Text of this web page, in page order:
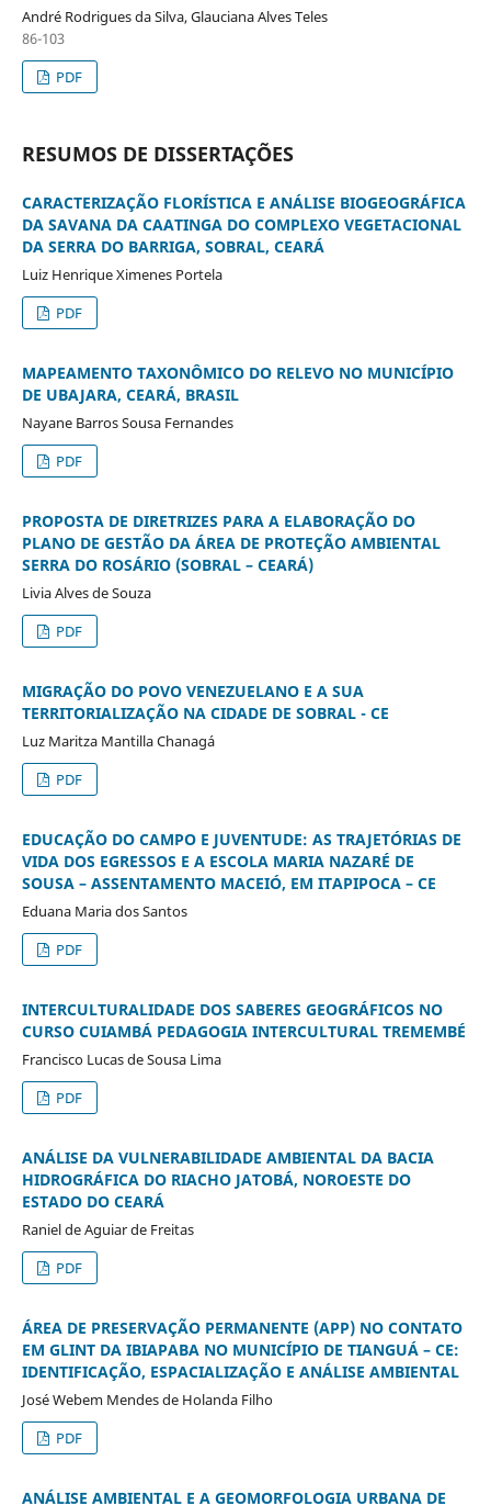
André Rodrigues da Silva, Glauciana Alves Teles
86-103
PDF
RESUMOS DE DISSERTAÇÕES
CARACTERIZAÇÃO FLORÍSTICA E ANÁLISE BIOGEOGRÁFICA
DA SAVANA DA CAATINGA DO COMPLEXO VEGETACIONAL
DA SERRA DO BARRIGA, SOBRAL, CEARÁ
Luiz Henrique Ximenes Portela
PDF
MAPEAMENTO TAXONÔMICO DO RELEVO NO MUNICÍPIO
DE UBAJARA, CEARÁ, BRASIL
Nayane Barros Sousa Fernandes
PDF
PROPOSTA DE DIRETRIZES PARA A ELABORAÇÃO DO
PLANO DE GESTÃO DA ÁREA DE PROTEÇÃO AMBIENTAL
SERRA DO ROSÁRIO (SOBRAL – CEARÁ)
Livia Alves de Souza
PDF
MIGRAÇÃO DO POVO VENEZUELANO E A SUA
TERRITORIALIZAÇÃO NA CIDADE DE SOBRAL - CE
Luz Maritza Mantilla Chanagá
PDF
EDUCAÇÃO DO CAMPO E JUVENTUDE: AS TRAJETÓRIAS DE
VIDA DOS EGRESSOS E A ESCOLA MARIA NAZARÉ DE
SOUSA – ASSENTAMENTO MACEIÓ, EM ITAPIPOCA – CE
Eduana Maria dos Santos
PDF
INTERCULTURALIDADE DOS SABERES GEOGRÁFICOS NO
CURSO CUIAMBÁ PEDAGOGIA INTERCULTURAL TREMEMBÉ
Francisco Lucas de Sousa Lima
PDF
ANÁLISE DA VULNERABILIDADE AMBIENTAL DA BACIA
HIDROGRÁFICA DO RIACHO JATOBÁ, NOROESTE DO
ESTADO DO CEARÁ
Raniel de Aguiar de Freitas
PDF
ÁREA DE PRESERVAÇÃO PERMANENTE (APP) NO CONTATO
EM GLINT DA IBIAPABA NO MUNICÍPIO DE TIANGUÁ – CE:
IDENTIFICAÇÃO, ESPACIALIZAÇÃO E ANÁLISE AMBIENTAL
José Webem Mendes de Holanda Filho
PDF
ANÁLISE AMBIENTAL E A GEOMORFOLOGIA URBANA DE